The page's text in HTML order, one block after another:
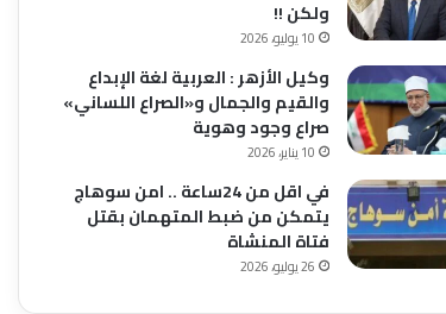
ولكن !!
10 يوليو، 2026
وكيل الأزهر : العربية لغة الإبداع
والقيم والجمال و«الصراع اللساني»
صراع وجود وهوية
10 يناير، 2026
في اقل من 24ساعة .. امن سوهاج
يتمكن من ضبط المتهمان بقتل
فتاة المنشاة
26 يوليو، 2026